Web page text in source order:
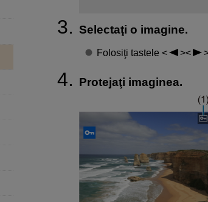
Selectaţi o imagine.
Folosiţi tastele
Protejaţi imaginea.